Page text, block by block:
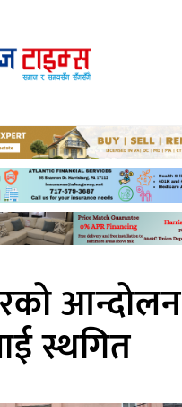
आन्दोलन
स्थगित